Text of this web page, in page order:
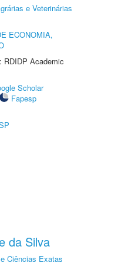
e Veterinárias
ECONOMIA,
RDIDP Academic
Scholar
Fapesp
da Silva
Ciências Exatas